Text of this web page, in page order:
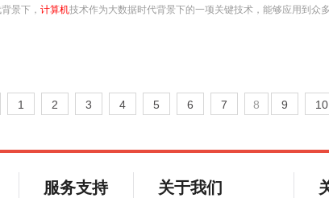
景下， 计算机技术作为大数据时代背景下的一项关键技术，能够应用到众
1 2 3 4 5 6 7 8 9 10
服务支持 关于我们